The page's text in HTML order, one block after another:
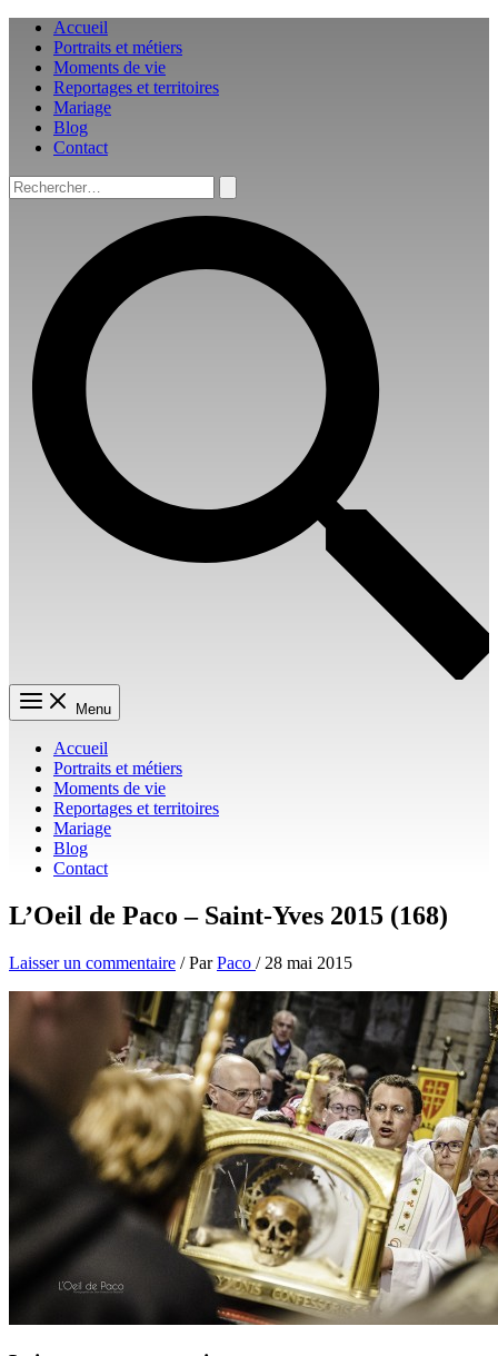
Aller
contenu
Accueil
Portraits et métiers
Moments de vie
Reportages et territoires
Mariage
Blog
Contact
Rechercher :
Menu
Accueil
Portraits et métiers
Moments de vie
Reportages et territoires
Mariage
Blog
Contact
L’Oeil de Paco – Saint-Yves 2015 (168)
Laisser un commentaire / ParPaco / 28 mai 2015